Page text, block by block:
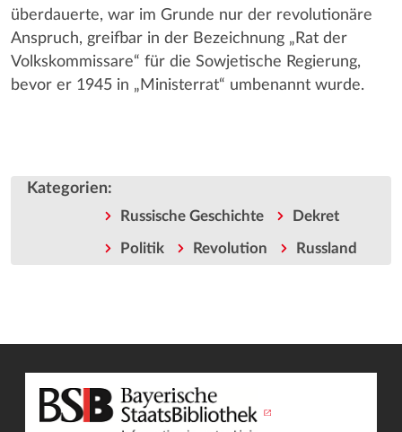
überdauerte, war im Grunde nur der revolutionäre
Anspruch, greifbar in der Bezeichnung „Rat der
Volkskommissare“ für die Sowjetische Regierung,
bevor er 1945 in „Ministerrat“ umbenannt wurde.
Kategorien:
Russische Geschichte Dekret
Politik Revolution Russland